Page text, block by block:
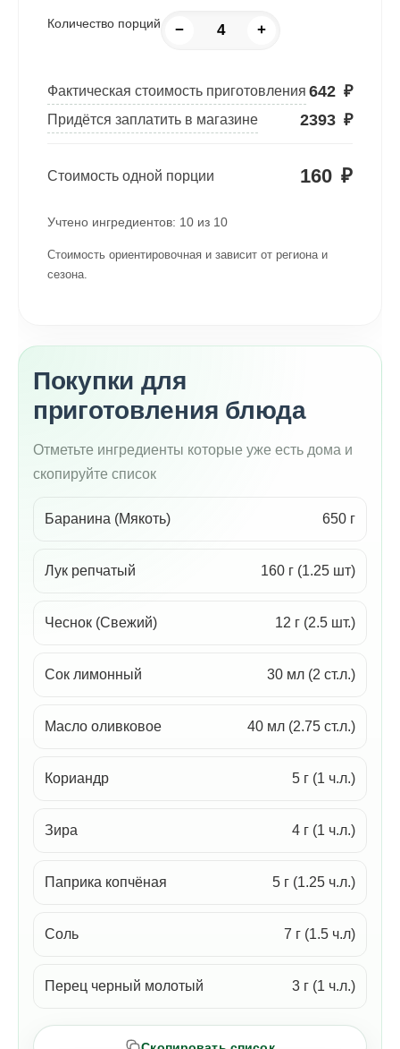
Количество порций − +
Фактическая стоимость приготовления 642 ₽
Придётся заплатить в магазине 2393 ₽
Стоимость одной порции 160 ₽
Учтено ингредиентов: 10 из 10
Стоимость ориентировочная и зависит от региона и
сезона.
Покупки для
приготовления блюда
Отметьте ингредиенты которые уже есть дома и
скопируйте список
Баранина (Мякоть) 650 г
Лук репчатый 160 г (1.25 шт)
Чеснок (Свежий) 12 г (2.5 шт.)
Сок лимонный 30 мл (2 ст.л.)
Масло оливковое 40 мл (2.75 ст.л.)
Кориандр 5 г (1 ч.л.)
Зира 4 г (1 ч.л.)
Паприка копчёная 5 г (1.25 ч.л.)
Соль 7 г (1.5 ч.л)
Перец черный молотый 3 г (1 ч.л.)